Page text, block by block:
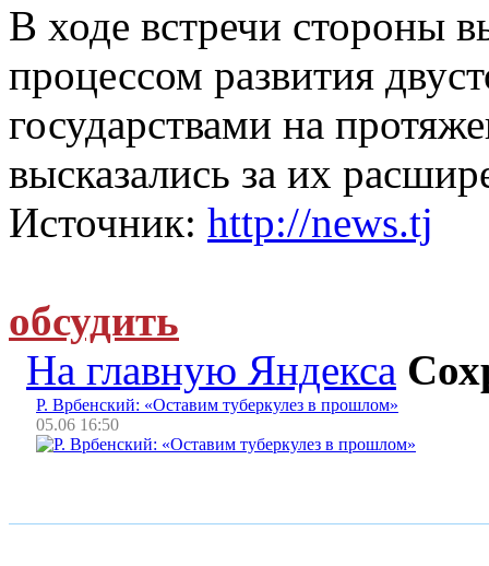
В ходе встречи стороны
процессом развития
государствами на
высказались за их
Источник: http://news.tj
обсудить
На главную Яндекса
Р. Врбенский: «Оставим туберкулез в прошлом»
05.06 16:50